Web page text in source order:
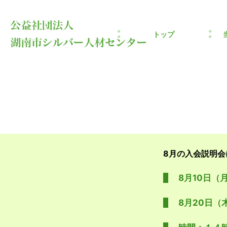
トップ
8月の入会説明
8月10日（
8月20日（